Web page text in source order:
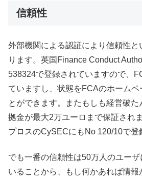
信頼性
外部機関による認証により信頼性
ります。英国Finance Conduct
538324で登録されていますので、
ていますし、状態をFCAのホームペ
とができます。またもしも経営破
拠金が最大2万ユーロまで保証され
プロスのCySECにもNo 120/10で登
でも一番の信頼性は50万人のユー
いることから、もし何かあれば情